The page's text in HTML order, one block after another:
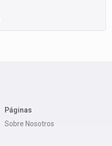
Páginas
Sobre Nosotros